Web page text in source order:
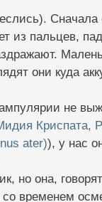
из пальцев,
они куда
не
Криспата,
ater)), у нас
но она,
временем